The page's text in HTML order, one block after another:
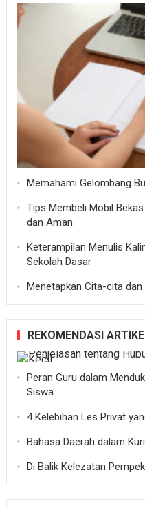
Memahami Gelombang
Tips Membeli Mobil
dan Aman
Keterampilan Menulis
Sekolah Dasar
Menetapkan Cita-cita
REKOMENDASI
Peran Guru dalam
Siswa
4 Kelebihan Les Privat
Bahasa Daerah dalam
Di Balik Kelezatan